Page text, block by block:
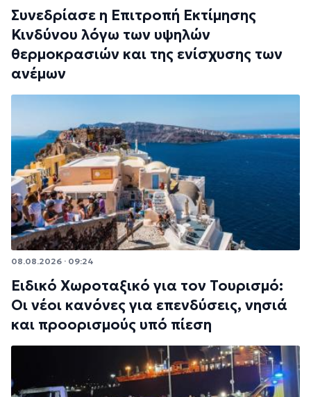
Συνεδρίασε η Επιτροπή Εκτίμησης
Κινδύνου λόγω των υψηλών
θερμοκρασιών και της ενίσχυσης των
ανέμων
08.08.2026 · 09:24
Ειδικό Χωροταξικό για τον Τουρισμό:
Οι νέοι κανόνες για επενδύσεις, νησιά
και προορισμούς υπό πίεση